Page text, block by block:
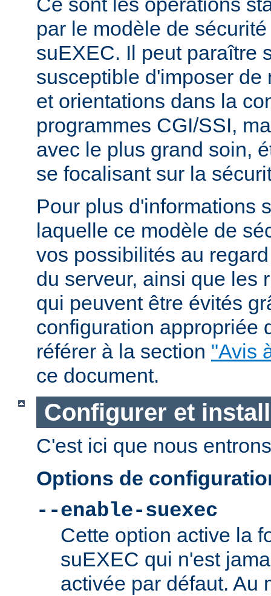
par le modèle de
suEXEC. Il peut paraître
susceptible d'imposer
et orientations dans la
programmes CGI/SSI,
avec le plus grand soin,
se focalisant sur la
Pour plus d'informations
laquelle ce modèle de
vos possibilités au
du serveur, ainsi que les
qui peuvent être évités
configuration appropriée
référer à la section "Avis
ce document.
Configurer et
C'est ici que nous
Options de
--enable-suexec
Cette option active la
suEXEC qui n'est
activée par défaut. Au